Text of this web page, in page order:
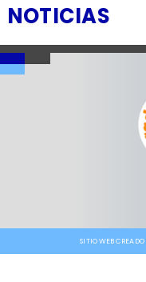
NOTICIAS
SITIO WEB